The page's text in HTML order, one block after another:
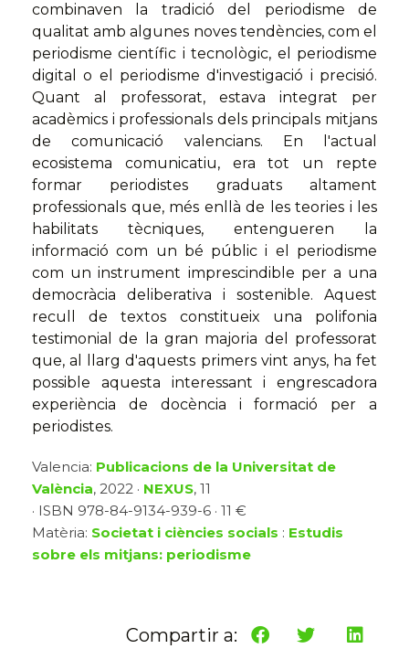
combinaven la tradició del periodisme de
qualitat amb algunes noves tendències, com el
periodisme científic i tecnològic, el periodisme
digital o el periodisme d'investigació i precisió.
Quant al professorat, estava integrat per
acadèmics i professionals dels principals mitjans
de comunicació valencians. En l'actual
ecosistema comunicatiu, era tot un repte
formar periodistes graduats altament
professionals que, més enllà de les teories i les
habilitats tècniques, entengueren la
informació com un bé públic i el periodisme
com un instrument imprescindible per a una
democràcia deliberativa i sostenible. Aquest
recull de textos constitueix una polifonia
testimonial de la gran majoria del professorat
que, al llarg d'aquests primers vint anys, ha fet
possible aquesta interessant i engrescadora
experiència de docència i formació per a
periodistes.
Valencia: Publicacions de la Universitat de
València, 2022 · NEXUS, 11
· ISBN 978-84-9134-939-6 · 11 €
Matèria: Societat i ciències socials : Estudis
sobre els mitjans: periodisme
Compartir a: